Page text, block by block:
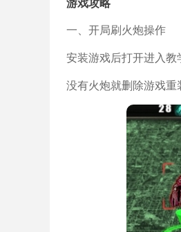
游戏攻略
一、开局刷火炮操作
安装游戏后打开进入教
没有火炮就删除游戏重